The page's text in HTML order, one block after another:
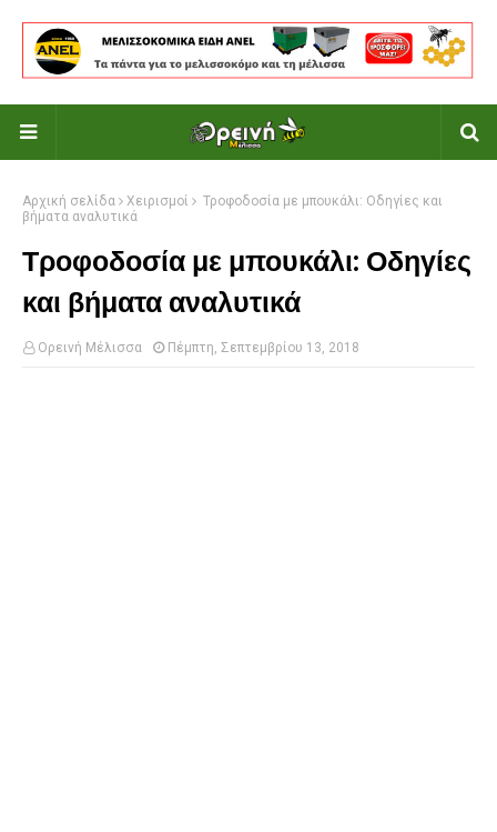
Αρχική σελίδα Χειρισμοί
Τροφοδοσία με μπουκάλι: Οδηγίες και
βήματα αναλυτικά
Τροφοδοσία με μπουκάλι: Οδηγίες
και βήματα αναλυτικά
Ορεινή Μέλισσα Πέμπτη, Σεπτεμβρίου 13, 2018